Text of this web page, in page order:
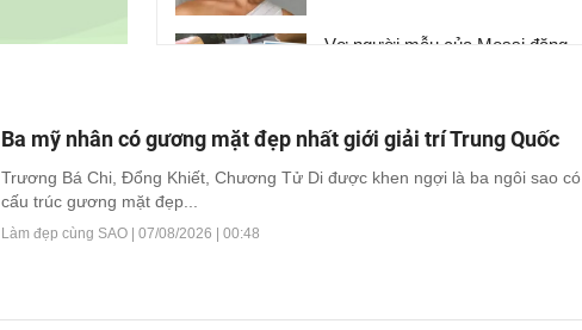
Vợ người mẫu của Messi đăng
Britney Spears diện váy xuyên
Ba mỹ nhân có gương mặt đẹp nhất giới giải trí Trung Quốc
Trương Bá Chi, Đổng Khiết, Chương Tử Di được khen ngợi là ba ngôi sao có
cấu trúc gương mặt đẹp...
Làm đẹp cùng SAO | 07/08/2026 | 00:48